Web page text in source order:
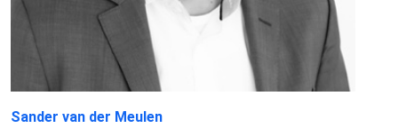
Sander van der Meulen